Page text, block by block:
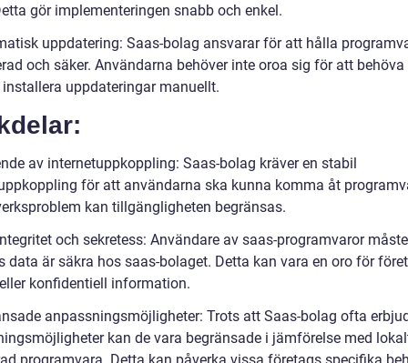
gör implementeringen snabb och enkel.
uppdatering: Saas-bolag ansvarar för att hålla
och säker. Användarna behöver inte oroa sig för att
installera uppdateringar manuellt.
av internetuppkoppling: Saas-bolag kräver en stabil
för att användarna ska kunna komma åt
kan tillgängligheten begränsas.
och sekretess: Användare av saas-programvaror
data är säkra hos saas-bolaget. Detta kan vara en oro för
konfidentiell information.
anpassningsmöjligheter: Trots att Saas-bolag ofta
kan de vara begränsade i jämförelse med